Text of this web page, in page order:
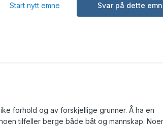
Svar på dette
Start nytt emne
forhold og av forskjellige grunner. Å ha en
tilfeller berge både båt og mannskap.